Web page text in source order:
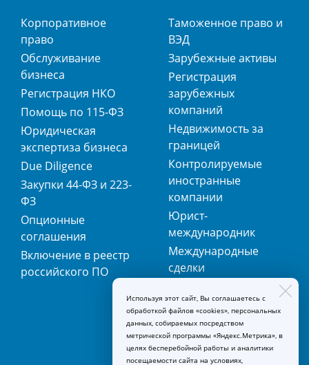
Корпоративное
право
Обслуживание
бизнеса
Регистрация НКО
Помощь по 115-ФЗ
Юридическая
экспертиза бизнеса
Due Diligence
Закупки 44-ФЗ и 223-
ФЗ
Опционные
соглашения
Включение в реестр
российского ПО
Таможенное право и
ВЭД
Зарубежные активы
Регистрация
зарубежных
компаний
Недвижимость за
границей
Контролируемые
иностранные
компании
Юрист-
международник
Международные
сделки
регистрация
товарных знаков
Используя этот сайт, Вы соглашаетесь с
обработкой файлов «cookies», персональных
данных, собираемых посредством
метрической программы «Яндекс.Метрика», в
целях бесперебойной работы и аналитики
посещаемости сайта на условиях,